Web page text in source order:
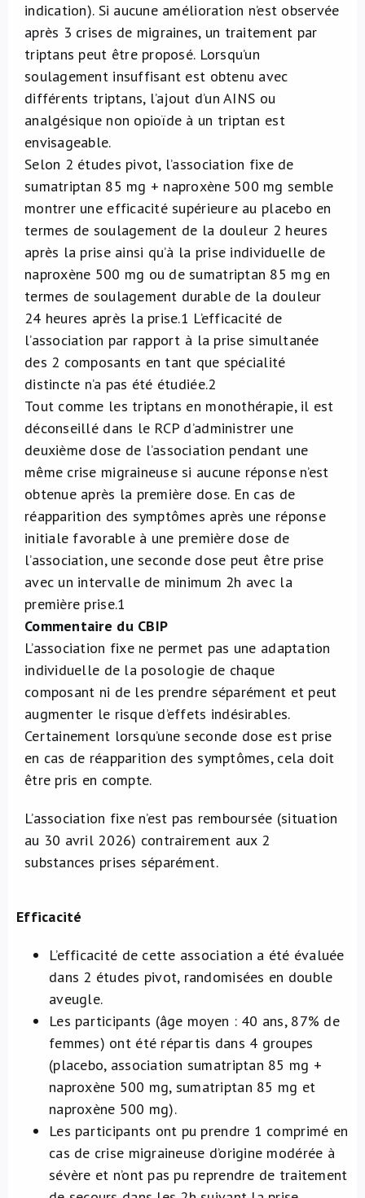
indication). Si aucune amélioration n’est observée
après 3 crises de migraines, un traitement par
triptans peut être proposé. Lorsqu’un
soulagement insuffisant est obtenu avec
différents triptans, l’ajout d’un AINS ou
analgésique non opioïde à un triptan est
envisageable.
Selon 2 études pivot, l’association fixe de
sumatriptan 85 mg + naproxène 500 mg semble
montrer une efficacité supérieure au placebo en
termes de soulagement de la douleur 2 heures
après la prise ainsi qu’à la prise individuelle de
naproxène 500 mg ou de sumatriptan 85 mg en
termes de soulagement durable de la douleur
24 heures après la prise.1 L’efficacité de
l’association par rapport à la prise simultanée
des 2 composants en tant que spécialité
distincte n’a pas été étudiée.2
Tout comme les triptans en monothérapie, il est
déconseillé dans le RCP d’administrer une
deuxième dose de l’association pendant une
même crise migraineuse si aucune réponse n’est
obtenue après la première dose. En cas de
réapparition des symptômes après une réponse
initiale favorable à une première dose de
l’association, une seconde dose peut être prise
avec un intervalle de minimum 2h avec la
première prise.1
Commentaire du CBIP
L’association fixe ne permet pas une adaptation
individuelle de la posologie de chaque
composant ni de les prendre séparément et peut
augmenter le risque d’effets indésirables.
Certainement lorsqu’une seconde dose est prise
en cas de réapparition des symptômes, cela doit
être pris en compte.
L’association fixe n’est pas remboursée (situation
au 30 avril 2026) contrairement aux 2
substances prises séparément.
Efficacité
L’efficacité de cette association a été évaluée
dans 2 études pivot, randomisées en double
aveugle.
Les participants (âge moyen : 40 ans, 87% de
femmes) ont été répartis dans 4 groupes
(placebo, association sumatriptan 85 mg +
naproxène 500 mg, sumatriptan 85 mg et
naproxène 500 mg).
Les participants ont pu prendre 1 comprimé en
cas de crise migraineuse d’origine modérée à
sévère et n’ont pas pu reprendre de traitement